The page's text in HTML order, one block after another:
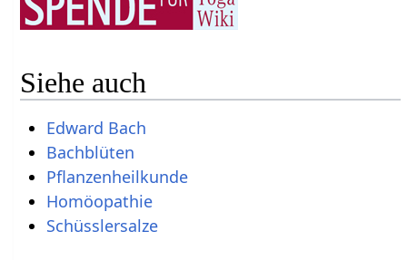
Siehe auch
Edward Bach
Bachblüten
Pflanzenheilkunde
Homöopathie
Schüsslersalze‏‎